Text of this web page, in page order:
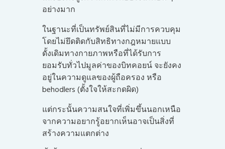
อย่างมาก
ในฐานะที่เป็นทรัพย์สินที่ไม่มีการควบคุม
โดยไม่ยึดติดกับสิทธิทางกฎหมายแบบ
ดั้งเดิมทางกายภาพหรือที่ได้รับการ
ยอมรับทั่วไปมูลค่าของบิทคอยน์ จะยังคง
อยู่ในความดูแลของผู้ถือครอง หรือ
behodlers (ตั้งใจให้สะกดผิด)
แต่กระนั้นความสนใจที่เพิ่มขึ้นนอกเหนือ
จากความอยากรู้อยากเห็นอาจเป็นสิ่งที่
สร้างความแตกต่าง